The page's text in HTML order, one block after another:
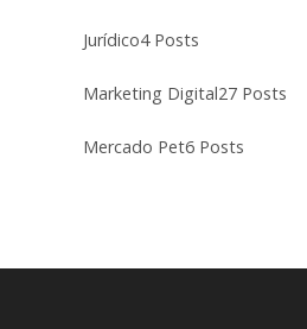
Jurídico4 Posts
Marketing Digital27 Posts
Mercado Pet6 Posts